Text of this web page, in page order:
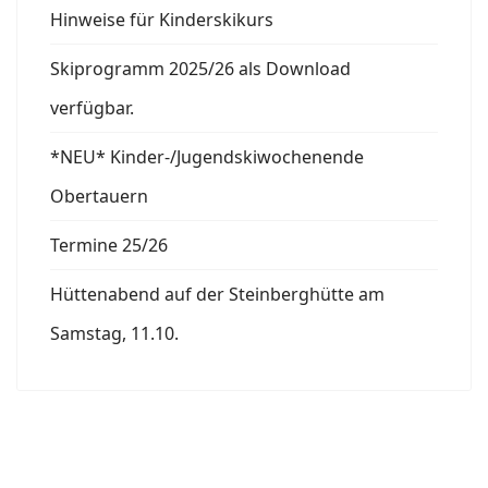
Hinweise für Kinderskikurs
Skiprogramm 2025/26 als Download
verfügbar.
*NEU* Kinder-/Jugendskiwochenende
Obertauern
Termine 25/26
Hüttenabend auf der Steinberghütte am
Samstag, 11.10.